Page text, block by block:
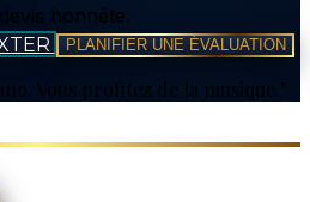
honnête.
PLANIFIER UNE ÉVALUATION
Vous profitez de la musique."